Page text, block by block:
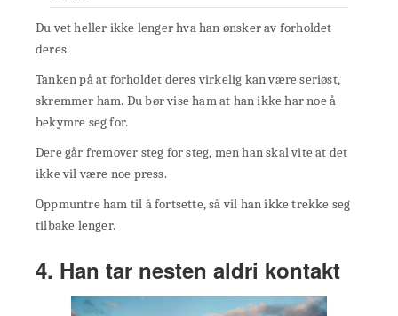
Du vet heller ikke lenger hva han ønsker av forholdet
deres.
Tanken på at forholdet deres virkelig kan være seriøst,
skremmer ham. Du bør vise ham at han ikke har noe å
bekymre seg for.
Dere går fremover steg for steg, men han skal vite at det
ikke vil være noe press.
Oppmuntre ham til å fortsette, så vil han ikke trekke seg
tilbake lenger.
4. Han tar nesten aldri kontakt